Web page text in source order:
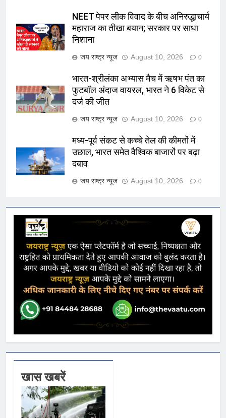
NEET पेपर लीक विवाद के बीच अनिरुद्धाचार्य
महाराज का तीखा बयान; सरकार पर साधा
निशाना
जय राष्ट्र न्यूज August 10, 2026 0
भारत-श्रीलंका अभ्यास मैच में ऋषभ पंत का
फुटबॉल अंदाज वायरल, भारत ने 6 विकेट से
दर्ज की जीत
जय राष्ट्र न्यूज August 10, 2026 0
मध्य-पूर्व संकट से कच्चे तेल की कीमतों में
उछाल, भारत समेत वैश्विक बाजारों पर बढ़ा
दबाव
जय राष्ट्र न्यूज August 10, 2026 0
खास खबरें